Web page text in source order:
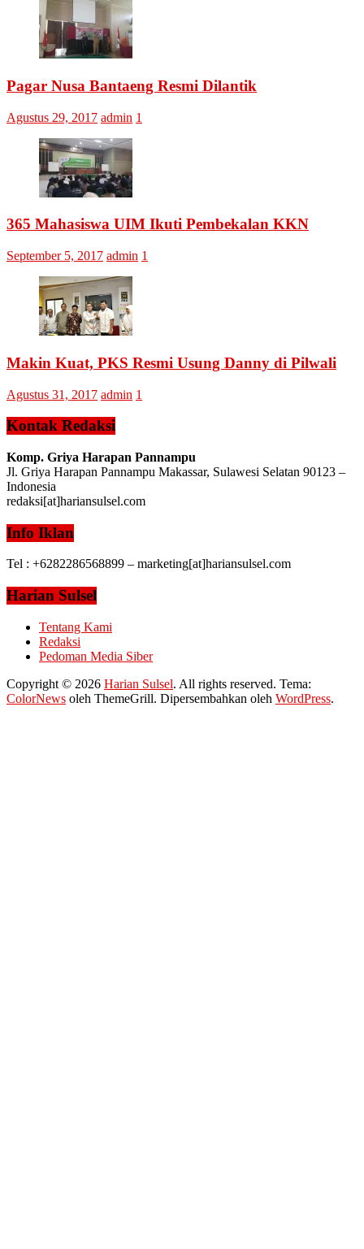
Pagar Nusa Bantaeng Resmi Dilantik
Agustus 29, 2017 admin 1
365 Mahasiswa UIM Ikuti Pembekalan KKN
September 5, 2017 admin 1
Makin Kuat, PKS Resmi Usung Danny di Pilwali
Agustus 31, 2017 admin 1
Kontak Redaksi
Komp. Griya Harapan Pannampu
Jl. Griya Harapan Pannampu Makassar, Sulawesi Selatan 90123 –
Indonesia
redaksi[at]hariansulsel.com
Info Iklan
Tel : +6282286568899 – marketing[at]hariansulsel.com
Harian Sulsel
Tentang Kami
Redaksi
Pedoman Media Siber
Copyright © 2026 Harian Sulsel. All rights reserved. Tema:
ColorNews oleh ThemeGrill. Dipersembahkan oleh WordPress.